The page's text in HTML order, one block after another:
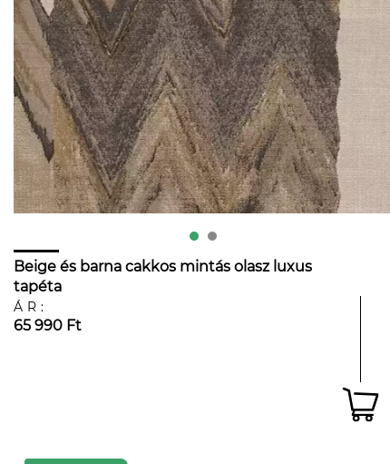
Beige és barna cakkos mintás olasz luxus
tapéta
ÁR:
65 990 Ft